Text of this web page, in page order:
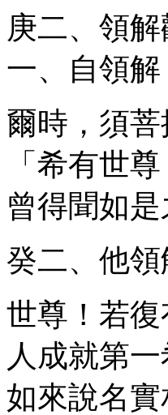
庚二、領
一、自領解
爾時，須
「希有世
曾得聞如是
癸二、他領
世尊！若
人成就第
如來說名實